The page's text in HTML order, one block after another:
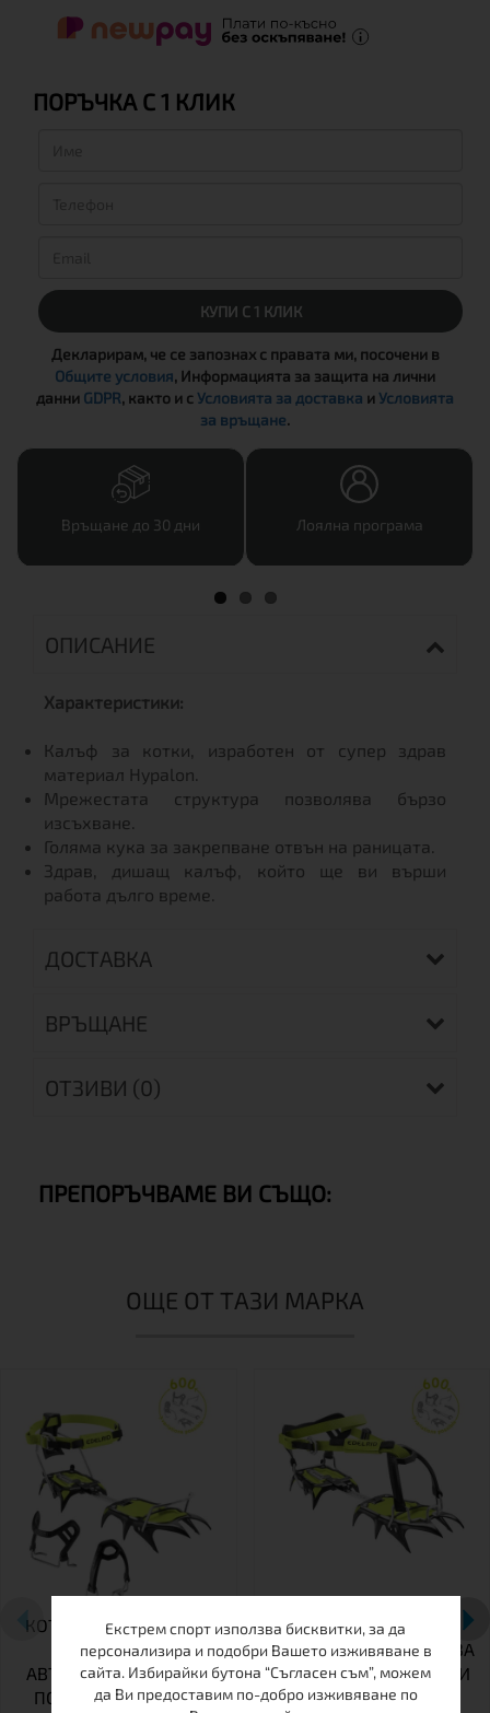
ПОРЪЧКА С 1 КЛИК
КУПИ С 1 КЛИК
Декларирам, че се запознах с правата ми, посочени в
Общите условия, Информацията за защита на лични
данни GDPR, както и сУсловията за доставка иУсловията
за връщане.
Връщане до 30 дни Лоялна програма
ОПИСАНИЕ
Характеристики:
Калъф за котки, изработен от супер здрав
материал Hypalon.
Мрежестата структура позволява бързо
изсъхване.
Голяма кука за закрепване отвън на раницата.
Здрав, дишащ калъф, който ще ви върши
работа дълго време.
ДОСТАВКА
ВРЪЩАНЕ
ОТЗИВИ (0)
ПРЕПОРЪЧВАМЕ ВИ СЪЩО:
ОЩЕ ОТ ТАЗИ МАРКА
КОТКИ EDELRID SHARK
AUTO II | 2-В-1
АВТОМАТИЧНИ &AMP;
ПОЛУАВТОМАТИЧНИ
УНИВЕРСАЛНИ КОТКИ
EDELRID SHARK SOFT | ЗА
ТУРИСТИЧЕСКИ ОБУВКИ
&AMP; СНОУБОРД
Екстрем спорт използва бисквитки, за да
персонализира и подобри Вашето изживяване в
сайта. Избирайки бутона “Съгласен съм”, можем
да Ви предоставим по-добро изживяване по